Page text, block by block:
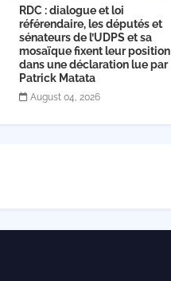
RDC : dialogue et loi
référendaire, les députés et
sénateurs de l’UDPS et sa
mosaïque fixent leur position
dans une déclaration lue par
Patrick Matata
August 04, 2026